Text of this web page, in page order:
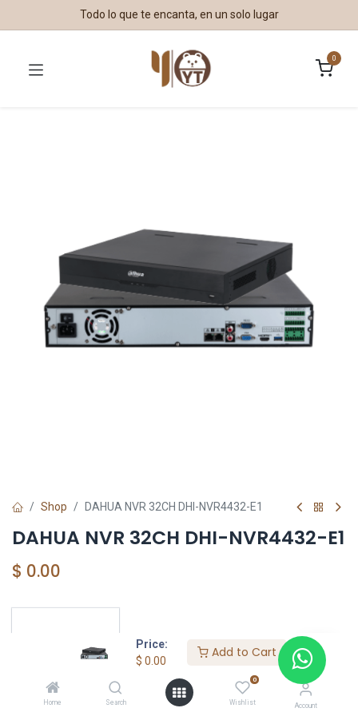
Price:
$ 0.00
Add to Cart
Home Search
0
Wishlist Account
Todo lo que te encanta, en un solo lugar
0
Shop DAHUA NVR 32CH DHI-NVR4432-E1
DAHUA NVR 32CH DHI-NVR4432-E1
$ 0.00
DAHUA SHOP